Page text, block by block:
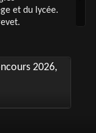
et du lycée.
2026,